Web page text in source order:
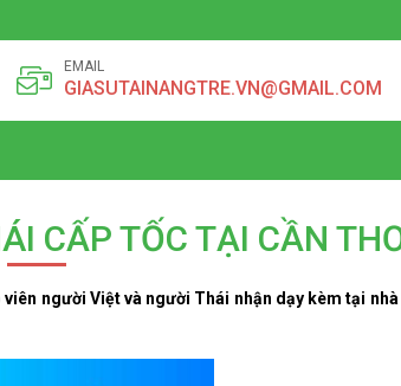
EMAIL
GIASUTAINANGTRE.VN@GMAIL.COM
CẤP TỐC TẠI CẦN
người Việt và người Thái nhận dạy kèm tại